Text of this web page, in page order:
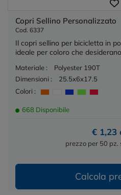
Copri Sellino Personalizzato
Cod. 6337
Il copri sellino per bicicletta in
ideale per coloro che
Materiale :
Polyester 190T
Dimensioni :
25.5x6x17.5
Colori :
668 Disponibile
€ 1,23
prezzo per 50 pz.
Calcola